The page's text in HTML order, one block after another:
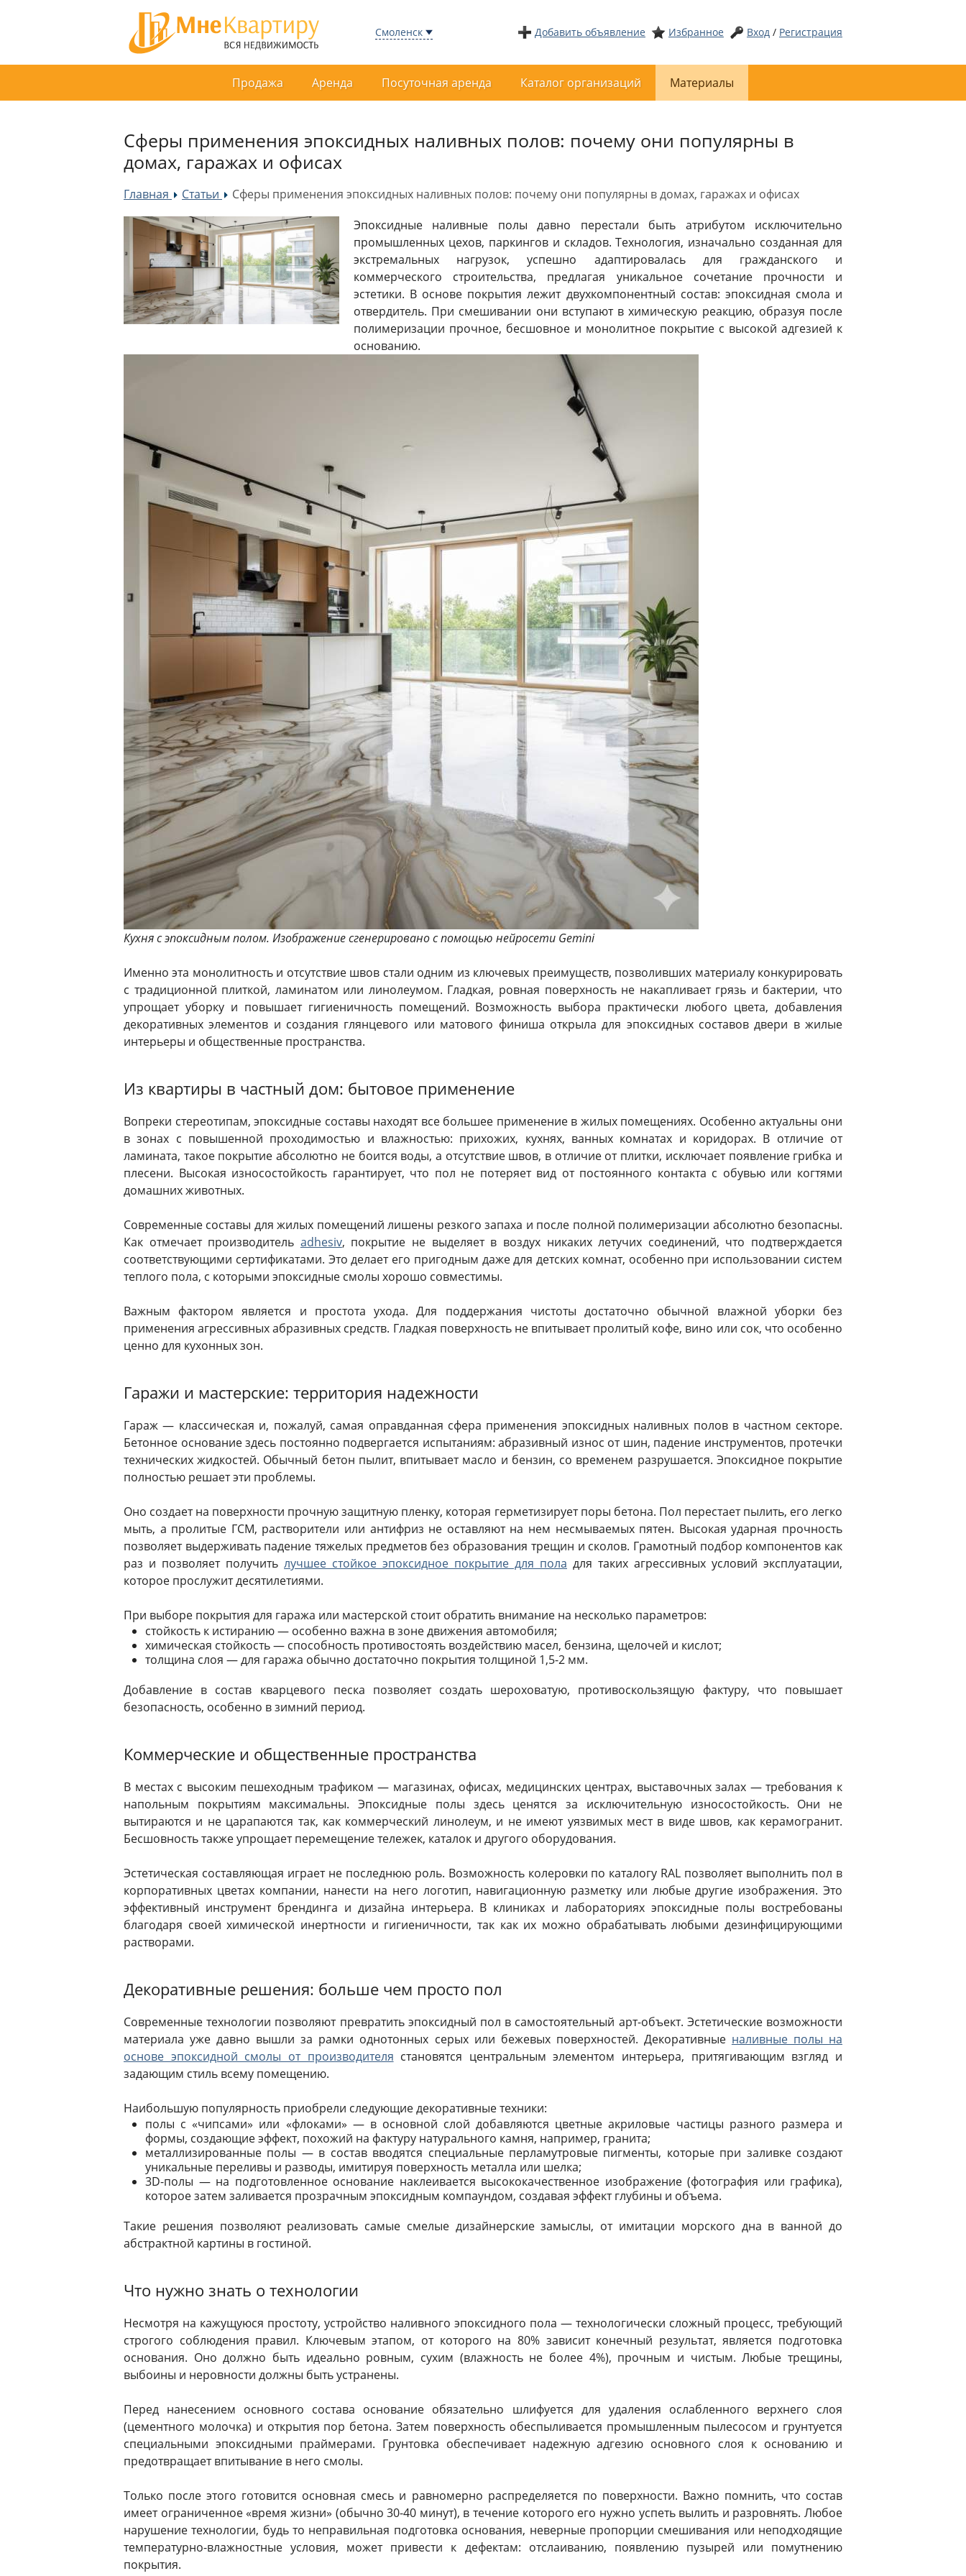
Смоленск Добавить объявление Избранное Вход / Регистрация
Продажа Аренда Посуточная аренда Каталог организаций Материалы
Сферы применения эпоксидных наливных полов: почему они популярны в
домах, гаражах и офисах
Главная »Статьи »Сферы применения эпоксидных наливных полов: почему они популярны в домах, гаражах и офисах
Эпоксидные наливные полы давно перестали быть атрибутом исключительно
промышленных цехов, паркингов и складов. Технология, изначально созданная для
экстремальных нагрузок, успешно адаптировалась для гражданского и
коммерческого строительства, предлагая уникальное сочетание прочности и
эстетики. В основе покрытия лежит двухкомпонентный состав: эпоксидная смола и
отвердитель. При смешивании они вступают в химическую реакцию, образуя после
полимеризации прочное, бесшовное и монолитное покрытие с высокой адгезией к
основанию.
Кухня с эпоксидным полом. Изображение сгенерировано с помощью нейросети Gemini
Именно эта монолитность и отсутствие швов стали одним из ключевых преимуществ, позволивших материалу конкурировать
с традиционной плиткой, ламинатом или линолеумом. Гладкая, ровная поверхность не накапливает грязь и бактерии, что
упрощает уборку и повышает гигиеничность помещений. Возможность выбора практически любого цвета, добавления
декоративных элементов и создания глянцевого или матового финиша открыла для эпоксидных составов двери в жилые
интерьеры и общественные пространства.
Из квартиры в частный дом: бытовое применение
Вопреки стереотипам, эпоксидные составы находят все большее применение в жилых помещениях. Особенно актуальны они
в зонах с повышенной проходимостью и влажностью: прихожих, кухнях, ванных комнатах и коридорах. В отличие от
ламината, такое покрытие абсолютно не боится воды, а отсутствие швов, в отличие от плитки, исключает появление грибка и
плесени. Высокая износостойкость гарантирует, что пол не потеряет вид от постоянного контакта с обувью или когтями
домашних животных.
Современные составы для жилых помещений лишены резкого запаха и после полной полимеризации абсолютно безопасны.
Как отмечает производитель adhesiv, покрытие не выделяет в воздух никаких летучих соединений, что подтверждается
соответствующими сертификатами. Это делает его пригодным даже для детских комнат, особенно при использовании систем
теплого пола, с которыми эпоксидные смолы хорошо совместимы.
Важным фактором является и простота ухода. Для поддержания чистоты достаточно обычной влажной уборки без
применения агрессивных абразивных средств. Гладкая поверхность не впитывает пролитый кофе, вино или сок, что особенно
ценно для кухонных зон.
Гаражи и мастерские: территория надежности
Гараж — классическая и, пожалуй, самая оправданная сфера применения эпоксидных наливных полов в частном секторе.
Бетонное основание здесь постоянно подвергается испытаниям: абразивный износ от шин, падение инструментов, протечки
технических жидкостей. Обычный бетон пылит, впитывает масло и бензин, со временем разрушается. Эпоксидное покрытие
полностью решает эти проблемы.
Оно создает на поверхности прочную защитную пленку, которая герметизирует поры бетона. Пол перестает пылить, его легко
мыть, а пролитые ГСМ, растворители или антифриз не оставляют на нем несмываемых пятен. Высокая ударная прочность
позволяет выдерживать падение тяжелых предметов без образования трещин и сколов. Грамотный подбор компонентов как
раз и позволяет получить лучшее стойкое эпоксидное покрытие для пола для таких агрессивных условий эксплуатации,
которое прослужит десятилетиями.
При выборе покрытия для гаража или мастерской стоит обратить внимание на несколько параметров:
стойкость к истиранию — особенно важна в зоне движения автомобиля;
химическая стойкость — способность противостоять воздействию масел, бензина, щелочей и кислот;
толщина слоя — для гаража обычно достаточно покрытия толщиной 1,5-2 мм.
Добавление в состав кварцевого песка позволяет создать шероховатую, противоскользящую фактуру, что повышает
безопасность, особенно в зимний период.
Коммерческие и общественные пространства
В местах с высоким пешеходным трафиком — магазинах, офисах, медицинских центрах, выставочных залах — требования к
напольным покрытиям максимальны. Эпоксидные полы здесь ценятся за исключительную износостойкость. Они не
вытираются и не царапаются так, как коммерческий линолеум, и не имеют уязвимых мест в виде швов, как керамогранит.
Бесшовность также упрощает перемещение тележек, каталок и другого оборудования.
Эстетическая составляющая играет не последнюю роль. Возможность колеровки по каталогу RAL позволяет выполнить пол в
корпоративных цветах компании, нанести на него логотип, навигационную разметку или любые другие изображения. Это
эффективный инструмент брендинга и дизайна интерьера. В клиниках и лабораториях эпоксидные полы востребованы
благодаря своей химической инертности и гигиеничности, так как их можно обрабатывать любыми дезинфицирующими
растворами.
Декоративные решения: больше чем просто пол
Современные технологии позволяют превратить эпоксидный пол в самостоятельный арт-объект. Эстетические возможности
материала уже давно вышли за рамки однотонных серых или бежевых поверхностей. Декоративные наливные полы на
основе эпоксидной смолы от производителя становятся центральным элементом интерьера, притягивающим взгляд и
задающим стиль всему помещению.
Наибольшую популярность приобрели следующие декоративные техники:
полы с «чипсами» или «флоками» — в основной слой добавляются цветные акриловые частицы разного размера и
формы, создающие эффект, похожий на фактуру натурального камня, например, гранита;
металлизированные полы — в состав вводятся специальные перламутровые пигменты, которые при заливке создают
уникальные переливы и разводы, имитируя поверхность металла или шелка;
3D-полы — на подготовленное основание наклеивается высококачественное изображение (фотография или графика),
которое затем заливается прозрачным эпоксидным компаундом, создавая эффект глубины и объема.
Такие решения позволяют реализовать самые смелые дизайнерские замыслы, от имитации морского дна в ванной до
абстрактной картины в гостиной.
Что нужно знать о технологии
Несмотря на кажущуюся простоту, устройство наливного эпоксидного пола — технологически сложный процесс, требующий
строгого соблюдения правил. Ключевым этапом, от которого на 80% зависит конечный результат, является подготовка
основания. Оно должно быть идеально ровным, сухим (влажность не более 4%), прочным и чистым. Любые трещины,
выбоины и неровности должны быть устранены.
Перед нанесением основного состава основание обязательно шлифуется для удаления ослабленного верхнего слоя
(цементного молочка) и открытия пор бетона. Затем поверхность обеспыливается промышленным пылесосом и грунтуется
специальными эпоксидными праймерами. Грунтовка обеспечивает надежную адгезию основного слоя к основанию и
предотвращает впитывание в него смолы.
Только после этого готовится основная смесь и равномерно распределяется по поверхности. Важно помнить, что состав
имеет ограниченное «время жизни» (обычно 30-40 минут), в течение которого его нужно успеть вылить и разровнять. Любое
нарушение технологии, будь то неправильная подготовка основания, неверные пропорции смешивания или неподходящие
температурно-влажностные условия, может привести к дефектам: отслаиванию, появлению пузырей или помутнению
покрытия.